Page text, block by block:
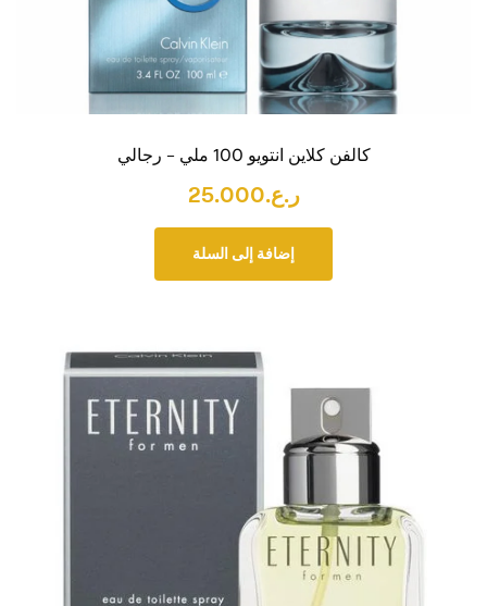
كالفن كلاين انتويو 100 ملي – رجالي
ر.ع.25.000
إضافة إلى السلة